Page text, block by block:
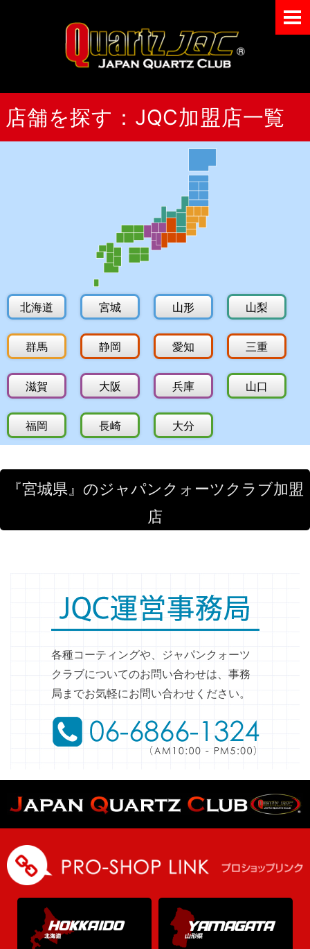
Japan
店舗を探す：JQC加盟店一覧
北海道 宮城 山形 山梨
群馬 静岡 愛知 三重
滋賀 大阪 兵庫 山口
福岡 長崎 大分
『宮城県』のジャパンクォーツクラブ加盟
店
各種コーティングや、ジャパンクォーツ
クラブについてのお問い合わせは、事務
局までお気軽にお問い合わせください。